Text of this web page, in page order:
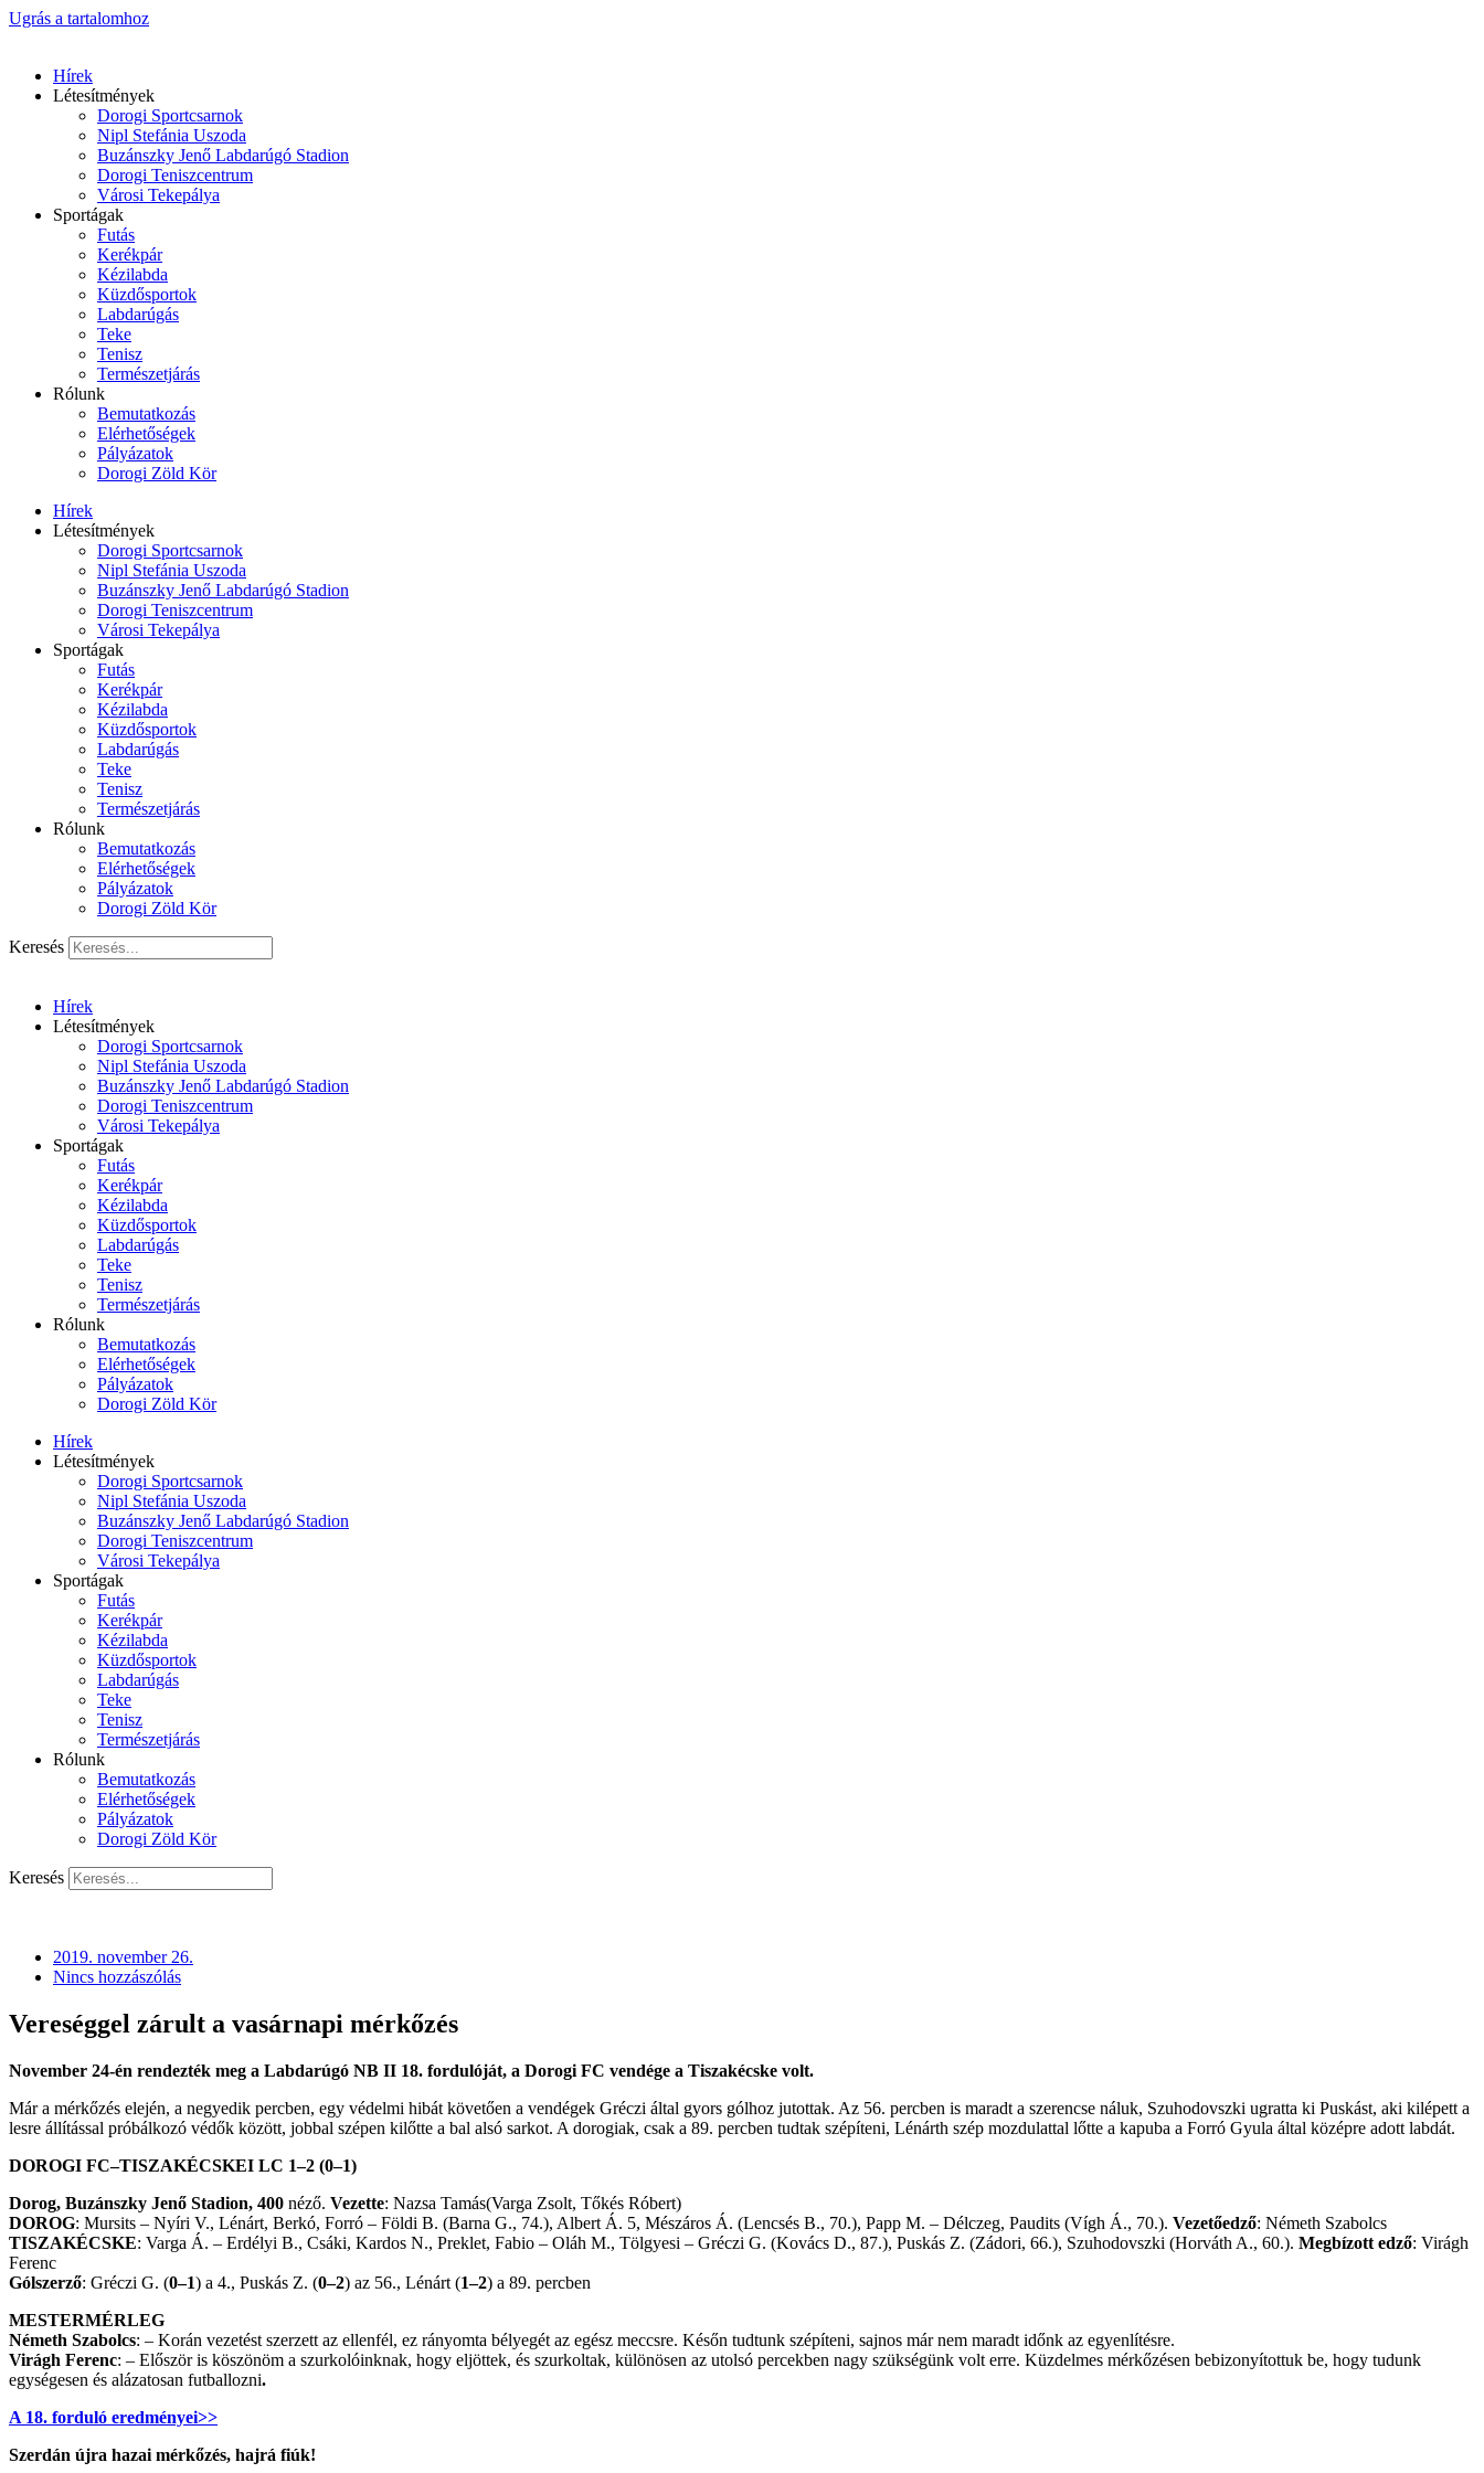
Ugrás a tartalomhoz
Hírek
Létesítmények
Dorogi Sportcsarnok
Nipl Stefánia Uszoda
Buzánszky Jenő Labdarúgó Stadion
Dorogi Teniszcentrum
Városi Tekepálya
Sportágak
Futás
Kerékpár
Kézilabda
Küzdősportok
Labdarúgás
Teke
Tenisz
Természetjárás
Rólunk
Bemutatkozás
Elérhetőségek
Pályázatok
Dorogi Zöld Kör
Hírek
Létesítmények
Dorogi Sportcsarnok
Nipl Stefánia Uszoda
Buzánszky Jenő Labdarúgó Stadion
Dorogi Teniszcentrum
Városi Tekepálya
Sportágak
Futás
Kerékpár
Kézilabda
Küzdősportok
Labdarúgás
Teke
Tenisz
Természetjárás
Rólunk
Bemutatkozás
Elérhetőségek
Pályázatok
Dorogi Zöld Kör
Keresés
Hírek
Létesítmények
Dorogi Sportcsarnok
Nipl Stefánia Uszoda
Buzánszky Jenő Labdarúgó Stadion
Dorogi Teniszcentrum
Városi Tekepálya
Sportágak
Futás
Kerékpár
Kézilabda
Küzdősportok
Labdarúgás
Teke
Tenisz
Természetjárás
Rólunk
Bemutatkozás
Elérhetőségek
Pályázatok
Dorogi Zöld Kör
Hírek
Létesítmények
Dorogi Sportcsarnok
Nipl Stefánia Uszoda
Buzánszky Jenő Labdarúgó Stadion
Dorogi Teniszcentrum
Városi Tekepálya
Sportágak
Futás
Kerékpár
Kézilabda
Küzdősportok
Labdarúgás
Teke
Tenisz
Természetjárás
Rólunk
Bemutatkozás
Elérhetőségek
Pályázatok
Dorogi Zöld Kör
Keresés
2019. november 26.
Nincs hozzászólás
Vereséggel zárult a vasárnapi mérkőzés
November 24-én rendezték meg a Labdarúgó NB II 18. fordulóját, a Dorogi FC vendége a Tiszakécske volt.
Már a mérkőzés elején, a negyedik percben, egy védelmi hibát követően a vendégek Gréczi által gyors gólhoz jutottak. Az 56. percben is maradt a szerencse náluk, Szuhodovszki ugratta ki Puskást, aki kilépett a
lesre állítással próbálkozó védők között, jobbal szépen kilőtte a bal alsó sarkot. A dorogiak, csak a 89. percben tudtak szépíteni, Lénárth szép mozdulattal lőtte a kapuba a Forró Gyula által középre adott labdát.
DOROGI FC–TISZAKÉCSKEI LC 1–2 (0–1)
Dorog, Buzánszky Jenő Stadion, 400 néző. Vezette: Nazsa Tamás(Varga Zsolt, Tőkés Róbert)
DOROG: Mursits – Nyíri V., Lénárt, Berkó, Forró – Földi B. (Barna G., 74.), Albert Á. 5, Mészáros Á. (Lencsés B., 70.), Papp M. – Délczeg, Paudits (Vígh Á., 70.). Vezetőedző: Németh Szabolcs
TISZAKÉCSKE: Varga Á. – Erdélyi B., Csáki, Kardos N., Preklet, Fabio – Oláh M., Tölgyesi – Gréczi G. (Kovács D., 87.), Puskás Z. (Zádori, 66.), Szuhodovszki (Horváth A., 60.). Megbízott edző: Virágh
Ferenc
Gólszerző: Gréczi G. (0–1) a 4., Puskás Z. (0–2) az 56., Lénárt (1–2) a 89. percben
MESTERMÉRLEG
Németh Szabolcs: – Korán vezetést szerzett az ellenfél, ez rányomta bélyegét az egész meccsre. Későn tudtunk szépíteni, sajnos már nem maradt időnk az egyenlítésre.
Virágh Ferenc: – Először is köszönöm a szurkolóinknak, hogy eljöttek, és szurkoltak, különösen az utolsó percekben nagy szükségünk volt erre. Küzdelmes mérkőzésen bebizonyítottuk be, hogy tudunk
egységesen és alázatosan futballozni.
A 18. forduló eredményei>>
Szerdán újra hazai mérkőzés, hajrá fiúk!